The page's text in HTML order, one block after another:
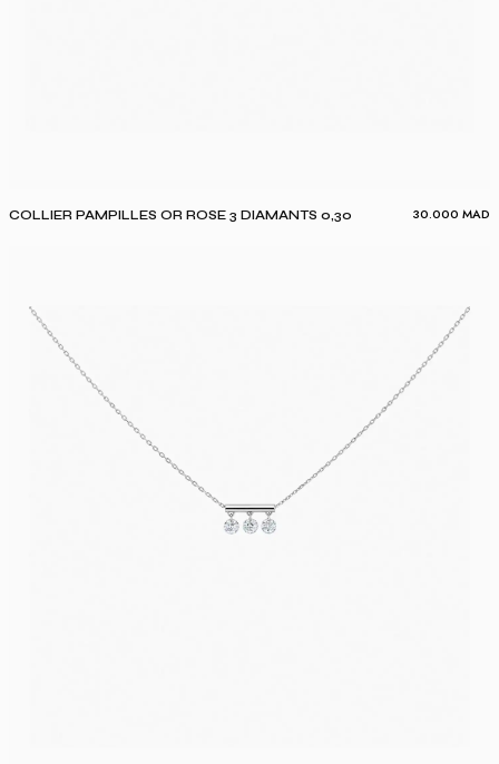
COLLIER PAMPILLES OR ROSE 3 DIAMANTS 0,30 30.000 MAD